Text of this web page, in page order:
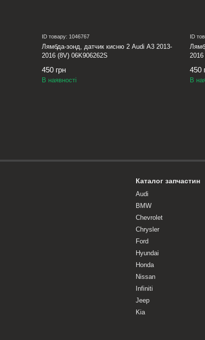
ID товару: 1046767
Лямбда-зонд, датчик кисню 2 Audi A3 2013-
2016 (8V) 06K906262S
450 грн
В наявності
ID
450
В
Каталог запчастин
Audi
BMW
Chevrolet
Chrysler
Ford
Hyundai
Honda
Nissan
Infiniti
Jeep
Kia